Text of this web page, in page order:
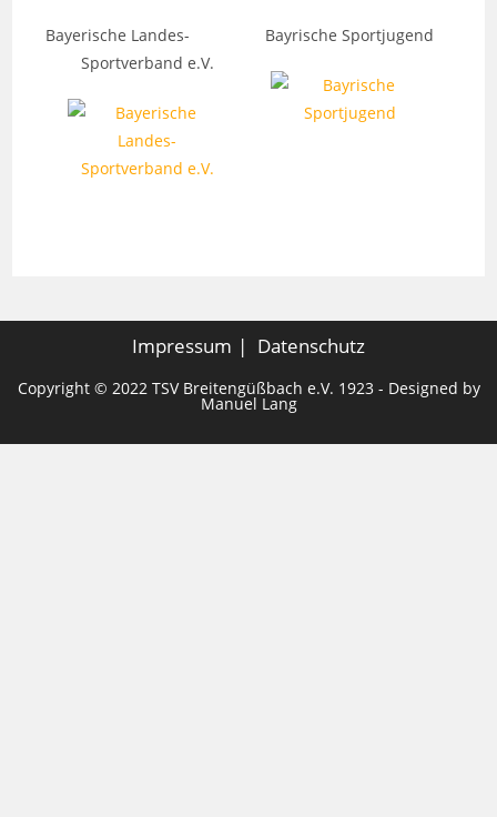
Bayerische Landes-
Sportverband e.V.
Bayrische Sportjugend
Impressum Datenschutz
Copyright © 2022 TSV Breitengüßbach e.V. 1923 - Designed by
Manuel Lang